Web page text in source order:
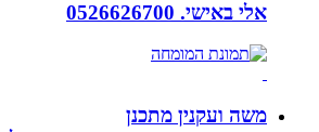
אלי באישי. 0526626700
משה ועקנין מתכנן